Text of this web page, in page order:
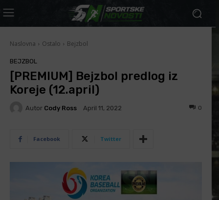
Naslovna Ostalo Bejzbol
BEJZBOL
[PREMIUM] Bejzbol predlog iz
Koreje (12.april)
Autor Cody Ross April 11, 2022 0
Facebook Twitter